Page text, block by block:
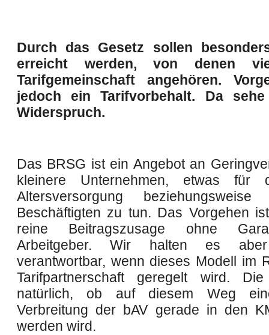
Durch das Gesetz sollen
erreicht werden, von denen
Tarifgemeinschaft angehören.
jedoch ein Tarifvorbehalt. Da
Widerspruch.
Das BRSG ist ein Angebot an
kleinere Unternehmen, etwas für
Altersversorgung
Beschäftigten zu tun. Das Vorgehen
reine Beitragszusage ohne
Arbeitgeber. Wir halten es
verantwortbar, wenn dieses Modell im
Tarifpartnerschaft geregelt wird.
natürlich, ob auf diesem Weg
Verbreitung der bAV gerade in den
werden wird.